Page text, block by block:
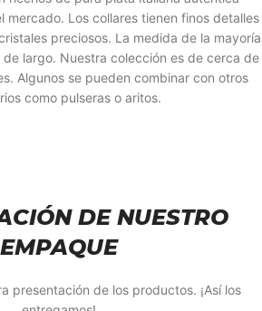
mercado. Los collares tienen finos detalles
preciosos. La medida de la mayoría
largo. Nuestra colección es de cerca de
Algunos se pueden combinar con otros
como pulseras o aritos.
DE NUESTRO
EMPAQUE
presentación de los productos. ¡Así los